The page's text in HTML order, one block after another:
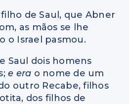
filho de Saul, que Abner
as mãos se lhe
o Israel pasmou.
Saul dois homens
e era o nome de um
outro Recabe, filhos
dos filhos de